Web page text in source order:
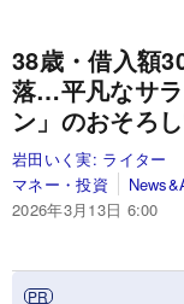
38歳・借入額
落…平凡なサ
ン」のおそろ
岩田いく実: ライター
マネー・投資
2026年3月13日 6:00